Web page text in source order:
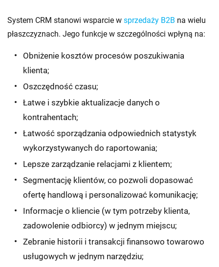
System CRM stanowi wsparcie w sprzedaży B2B na wielu
płaszczyznach. Jego funkcje w szczególności wpłyną na:
Obniżenie kosztów procesów poszukiwania
klienta;
Oszczędność czasu;
Łatwe i szybkie aktualizacje danych o
kontrahentach;
Łatwość sporządzania odpowiednich statystyk
wykorzystywanych do raportowania;
Lepsze zarządzanie relacjami z klientem;
Segmentację klientów, co pozwoli dopasować
ofertę handlową i personalizować komunikację;
Informacje o kliencie (w tym potrzeby klienta,
zadowolenie odbiorcy) w jednym miejscu;
Zebranie historii i transakcji finansowo towarowo
usługowych w jednym narzędziu;